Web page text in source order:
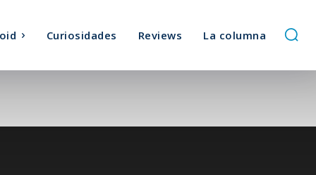
Curiosidades Reviews La columna